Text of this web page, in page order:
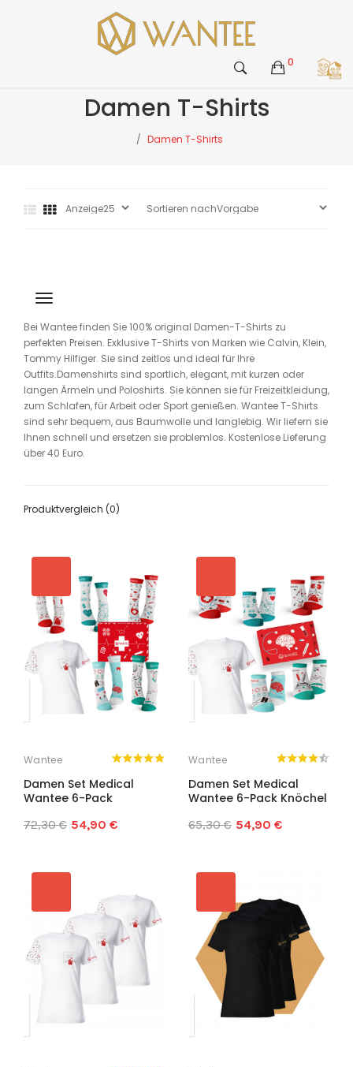
0
Damen T-Shirts
Damen T-Shirts
Bei Wantee finden Sie 100% original Damen-T-Shirts zu
perfekten Preisen. Exklusive T-Shirts von Marken wie Calvin, Klein,
Tommy Hilfiger. Sie sind zeitlos und ideal für Ihre
Outfits.Damenshirts sind sportlich, elegant, mit kurzen oder
langen Ärmeln und Poloshirts. Sie können sie für Freizeitkleidung,
zum Schlafen, für Arbeit oder Sport genießen. Wantee T-Shirts
sind sehr bequem, aus Baumwolle und langlebig. Wir liefern sie
Ihnen schnell und ersetzen sie problemlos. Kostenlose Lieferung
über 40 Euro.
Produktvergleich (0)
Wantee
Damen Set Medical
Wantee 6-Pack
72,30 € 54,90 €
Wantee
Damen Set Medical
Wantee 6-Pack Knöchel
65,30 € 54,90 €